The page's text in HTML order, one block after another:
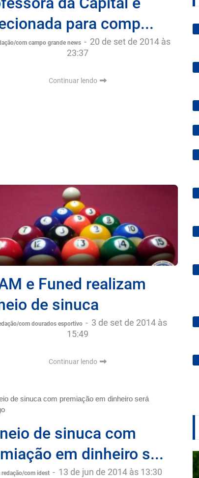
para comp...
com campo grande news - 20 de set de 2014 às
23:37
Continuar lendo
e Funed realizam
de sinuca
com dourados esportivo - 3 de set de 2014 às
15:49
Continuar lendo
de sinuca com
em dinheiro s...
redação/com idest - 13 de jun de 2014 às 13:30